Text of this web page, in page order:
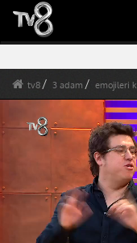
tv8 3 adam emojileri